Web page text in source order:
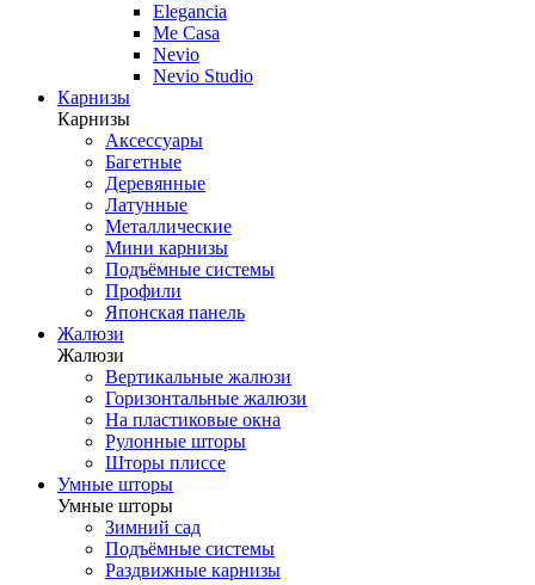
Elegancia
Me Casa
Nevio
Nevio Studio
Карнизы
Карнизы
Аксессуары
Багетные
Деревянные
Латунные
Металлические
Мини карнизы
Подъёмные системы
Профили
Японская панель
Жалюзи
Жалюзи
Вертикальные жалюзи
Горизонтальные жалюзи
На пластиковые окна
Рулонные шторы
Шторы плиссе
Умные шторы
Умные шторы
Зимний сад
Подъёмные системы
Раздвижные карнизы